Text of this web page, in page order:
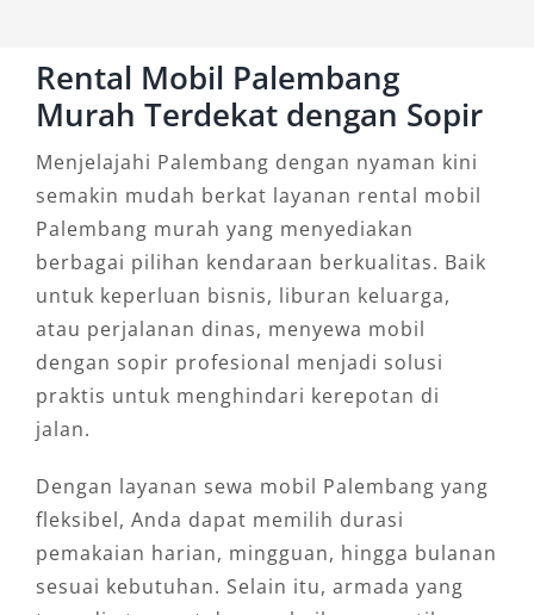
Rental Mobil Palembang
Murah Terdekat dengan Sopir
Menjelajahi Palembang dengan nyaman kini
semakin mudah berkat layanan rental mobil
Palembang murah yang menyediakan
berbagai pilihan kendaraan berkualitas. Baik
untuk keperluan bisnis, liburan keluarga,
atau perjalanan dinas, menyewa mobil
dengan sopir profesional menjadi solusi
praktis untuk menghindari kerepotan di
jalan.
Dengan layanan sewa mobil Palembang yang
fleksibel, Anda dapat memilih durasi
pemakaian harian, mingguan, hingga bulanan
sesuai kebutuhan. Selain itu, armada yang